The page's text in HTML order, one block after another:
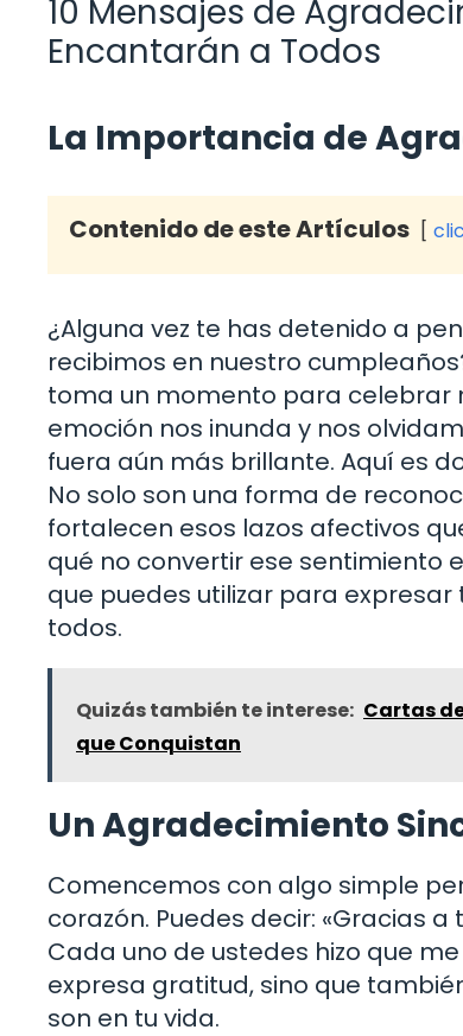
10 Mensajes de
Encantarán a Todos
La Importancia de
Contenido de este Artículos
¿Alguna vez te has detenido a
recibimos en nuestro
toma un momento para celebrar
emoción nos inunda y nos
fuera aún más brillante. Aquí es
No solo son una forma de
fortalecen esos lazos afectivos
qué no convertir ese sentimiento
que puedes utilizar para
todos.
Quizás también te interese: Cartas
que Conquistan
Un Agradecimiento
Comencemos con algo simple
corazón. Puedes decir: «Gracias
Cada uno de ustedes hizo que
expresa gratitud, sino que
son en tu vida.